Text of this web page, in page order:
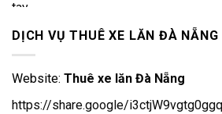
DỊCH VỤ THUÊ XE LĂN ĐÀ NẴNG
Website: Thuê xe lăn Đà Nẵng
https://share.google/